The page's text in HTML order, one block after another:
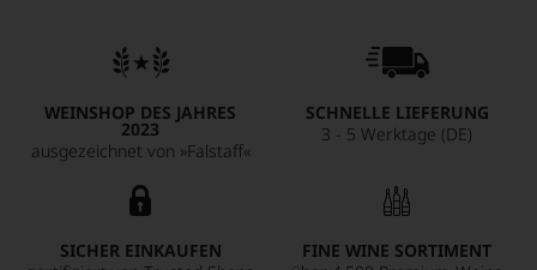
WEINSHOP DES JAHRES
2023
ausgezeichnet von »Falstaff«
SCHNELLE LIEFERUNG
3 - 5 Werktage (DE)
SICHER EINKAUFEN
FINE WINE SORTIMENT